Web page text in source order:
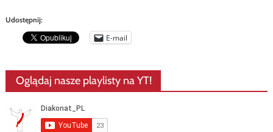
Udostępnij:
E-mail
Oglądaj nasze playlisty na YT!